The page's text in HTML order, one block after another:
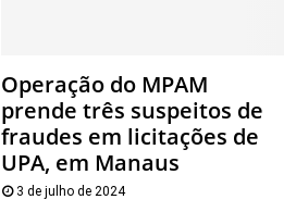
Operação do MPAM
prende três suspeitos de
fraudes em licitações de
UPA, em Manaus
3 de julho de 2024